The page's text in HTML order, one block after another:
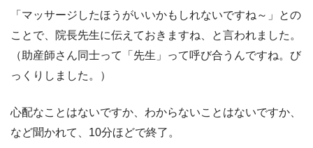
「マッサージしたほうがいいかもしれないですね～」との
ことで、院長先生に伝えておきますね、と言われました。
（助産師さん同士って「先生」って呼び合うんですね。び
っくりしました。）
心配なことはないですか、わからないことはないですか、
など聞かれて、10分ほどで終了。